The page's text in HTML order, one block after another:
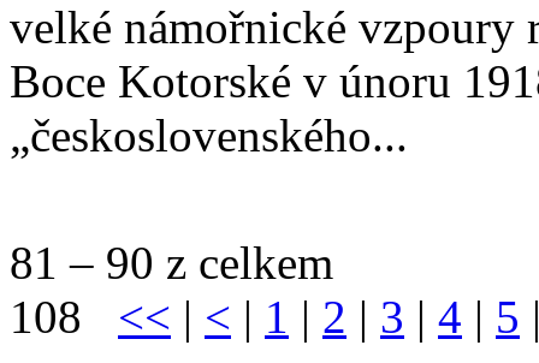
velké námořnické vzpoury
Boce Kotorské v únoru
„československého...
81 – 90 z celkem
108 << | < | 1 | 2 | 3 | 4 | 5